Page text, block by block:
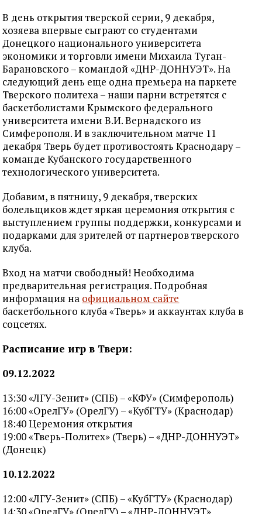
В день открытия тверской серии, 9 декабря,
хозяева впервые сыграют со студентами
Донецкого национального университета
экономики и торговли имени Михаила Туган-
Барановского – командой «ДНР-ДОННУЭТ». На
следующий день еще одна премьера на паркете
Тверского политеха – наши парни встретятся с
баскетболистами Крымского федерального
университета имени В.И. Вернадского из
Симферополя. И в заключительном матче 11
декабря Тверь будет противостоять Краснодару –
команде Кубанского государственного
технологического университета.
Добавим, в пятницу, 9 декабря, тверских
болельщиков ждет яркая церемония открытия с
выступлением группы поддержки, конкурсами и
подарками для зрителей от партнеров тверского
клуба.
Вход на матчи свободный! Необходима
предварительная регистрация. Подробная
информация на официальном сайте
баскетбольного клуба «Тверь» и аккаунтах клуба в
соцсетях.
Расписание игр в Твери:
09.12.2022
13:30 «ЛГУ-Зенит» (СПБ) – «КФУ» (Симферополь)
16:00 «ОрелГУ» (ОрелГУ) – «КубГТУ» (Краснодар)
18:40 Церемония открытия
19:00 «Тверь-Политех» (Тверь) – «ДНР-ДОННУЭТ»
(Донецк)
10.12.2022
12:00 «ЛГУ-Зенит» (СПБ) – «КубГТУ» (Краснодар)